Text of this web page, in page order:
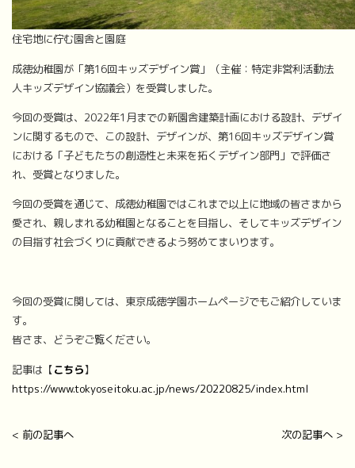
住宅地に佇む園舎と園庭
成徳幼稚園が「第16回キッズデザイン賞」（主催：特定非営利活動法
人キッズデザイン協議会）を受賞しました。
今回の受賞は、2022年1月までの新園舎建築計画における設計、デザイ
ンに関するもので、この設計、デザインが、第16回キッズデザイン賞
における「子どもたちの創造性と未来を拓くデザイン部門」で評価さ
れ、受賞となりました。
今回の受賞を通じて、成徳幼稚園ではこれまで以上に地域の皆さまから
愛され、親しまれる幼稚園となることを目指し、そしてキッズデザイン
の目指す社会づくりに貢献できるよう努めてまいります。
今回の受賞に関しては、東京成徳学園ホームページでもご紹介していま
す。
皆さま、どうぞご覧ください。
記事は【こちら】
https://www.tokyoseitoku.ac.jp/news/20220825/index.html
< 前の記事へ 次の記事へ >